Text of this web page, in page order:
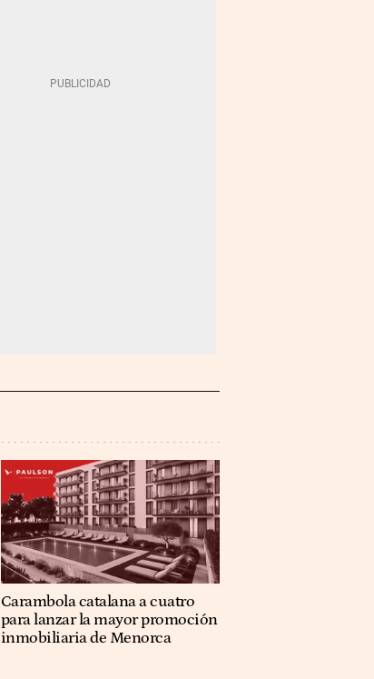
Carambola catalana a cuatro
para lanzar la mayor promoción
inmobiliaria de Menorca